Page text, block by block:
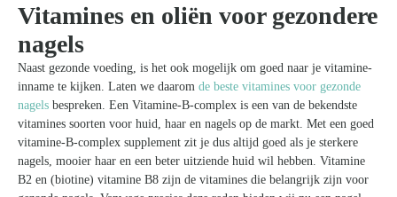
Vitamines en oliën voor gezondere
nagels
Naast gezonde voeding, is het ook mogelijk om goed naar je vitamine-
inname te kijken. Laten we daarom de beste vitamines voor gezonde
nagels bespreken. Een Vitamine-B-complex is een van de bekendste
vitamines soorten voor huid, haar en nagels op de markt. Met een goed
vitamine-B-complex supplement zit je dus altijd goed als je sterkere
nagels, mooier haar en een beter uitziende huid wil hebben. Vitamine
B2 en (biotine) vitamine B8 zijn de vitamines die belangrijk zijn voor